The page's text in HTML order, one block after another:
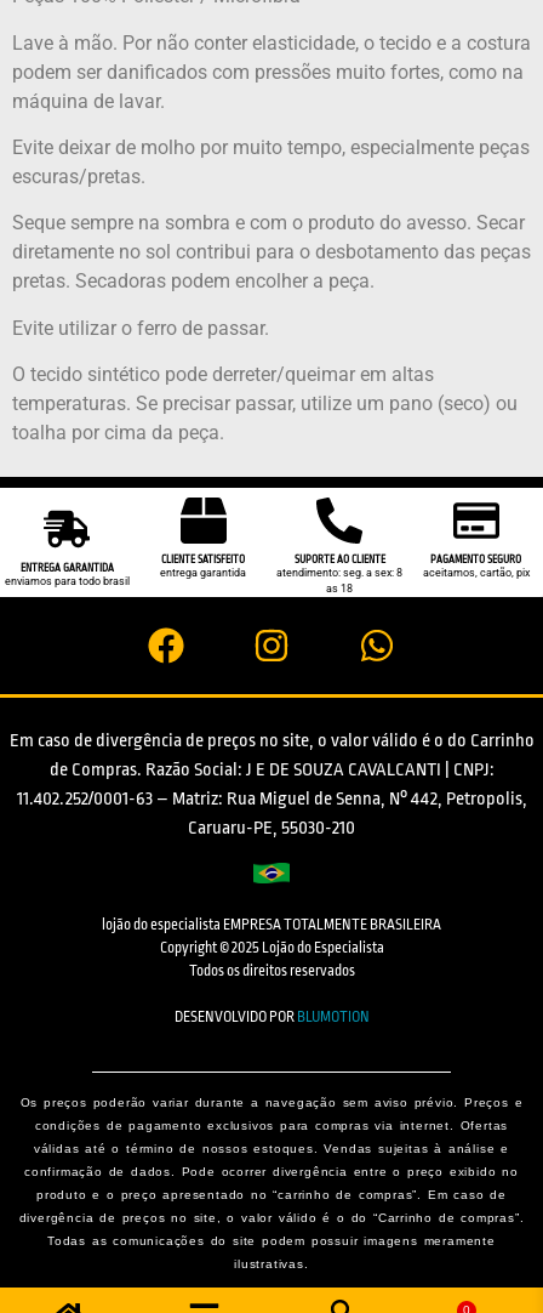
Lave à mão. Por não conter elasticidade, o tecido e a costura
podem ser danificados com pressões muito fortes, como na
máquina de lavar.
Evite deixar de molho por muito tempo, especialmente peças
escuras/pretas.
Seque sempre na sombra e com o produto do avesso. Secar
diretamente no sol contribui para o desbotamento das peças
pretas. Secadoras podem encolher a peça.
Evite utilizar o ferro de passar.
O tecido sintético pode derreter/queimar em altas
temperaturas. Se precisar passar, utilize um pano (seco) ou
toalha por cima da peça.
ENTREGA GARANTIDA
enviamos para todo brasil
CLIENTE SATISFEITO
entrega garantida
SUPORTE AO CLIENTE
atendimento: seg. a sex: 8
as 18
PAGAMENTO SEGURO
aceitamos, cartão, pix
Em caso de divergência de preços no site, o valor válido é o do Carrinho
de Compras. Razão Social: J E DE SOUZA CAVALCANTI | CNPJ:
11.402.252/0001-63 – Matriz: Rua Miguel de Senna, N° 442, Petropolis,
Caruaru-PE, 55030-210
lojão do especialista EMPRESA TOTALMENTE BRASILEIRA
Copyright © 2025 Lojão do Especialista
Todos os direitos reservados
DESENVOLVIDO POR BLUMOTION
Os preços poderão variar durante a navegação sem aviso prévio. Preços e
condições de pagamento exclusivos para compras via internet. Ofertas
válidas até o término de nossos estoques. Vendas sujeitas à análise e
confirmação de dados. Pode ocorrer divergência entre o preço exibido no
produto e o preço apresentado no “carrinho de compras”. Em caso de
divergência de preços no site, o valor válido é o do “Carrinho de compras”.
Todas as comunicações do site podem possuir imagens meramente
ilustrativas.
0